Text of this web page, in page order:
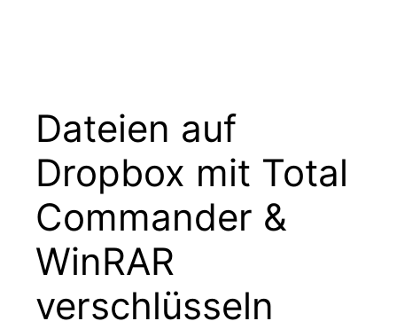
Dateien auf
Dropbox mit Total
Commander &
WinRAR
verschlüsseln